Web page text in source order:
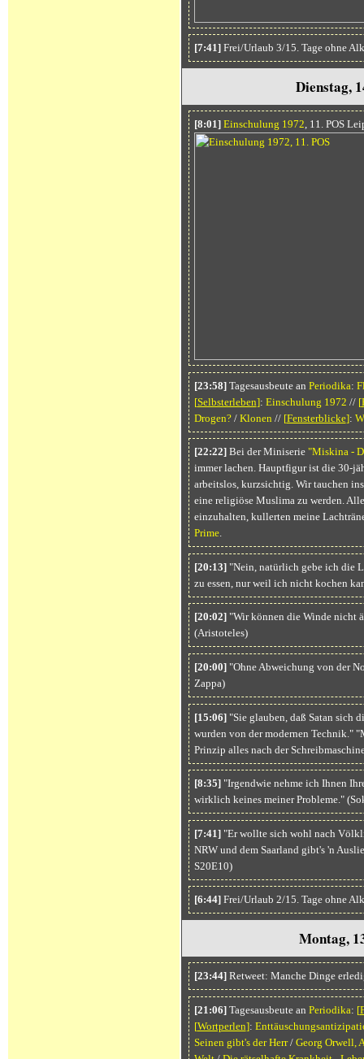
[7:41]Frei/Urlaub 3/15. Tage ohne
Dienstag,
[8:01] Einschulung 1972, 11. POS
[23:58]Tagesausbeute an Periodika:
[Selbsterleben]: Einschulung 1972 // [
Drogen?/ Klonen // [Fensterblicke]:
[22:22]Bei der Miniserie "Miskina -
immer lachen. Hauptfigur ist die 30-
arbeitslos, kurzsichtig. Wir tauchen
eine religiöse Muslima zu werden.
einzuhalten, kullerten meine
Prime.
[20:13]"Nein, natürlich gebe ich die
zu essen, nur weil ich nicht kochen
[20:02]"Wir können die Winde nicht
(Aristoteles)
[20:00]"Ohne Abweichung von der
Zappa)
[15:06]"Sie glauben, daß Satan sich
wurden von der modernen Technik."
Prinzip alles nach der
[8:35]"Irgendwie nehme ich Ihnen
wirklich keines meiner Probleme."
[7:41]"Er wollte sich wohl nach
NRW und dem Saarland gibt's 'n
S20E10)
[6:44]Frei/Urlaub 2/15. Tage ohne
Montag,
[23:44]Retweet: Manche Dinge
[21:06]Tagesausbeute an Periodika: [
[Wortperlen]:
Seinen gibt's der Herr/ Georg Orwell,